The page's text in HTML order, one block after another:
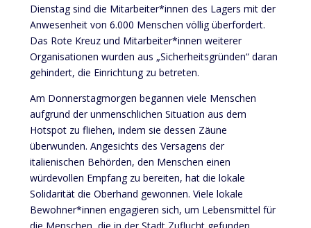
Dienstag sind die Mitarbeiter*innen des Lagers mit der
Anwesenheit von 6.000 Menschen völlig überfordert.
Das Rote Kreuz und Mitarbeiter*innen weiterer
Organisationen wurden aus „Sicherheitsgründen“ daran
gehindert, die Einrichtung zu betreten.
Am Donnerstagmorgen begannen viele Menschen
aufgrund der unmenschlichen Situation aus dem
Hotspot zu fliehen, indem sie dessen Zäune
überwunden. Angesichts des Versagens der
italienischen Behörden, den Menschen einen
würdevollen Empfang zu bereiten, hat die lokale
Solidarität die Oberhand gewonnen. Viele lokale
Bewohner*innen engagieren sich, um Lebensmittel für